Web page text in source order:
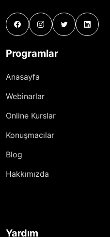
Programlar
Anasayfa
Webinarlar
Online Kurslar
Konuşmacılar
Blog
Hakkımızda
Yardım